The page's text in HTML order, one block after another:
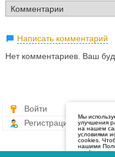
Написать комментарий
Нет комментариев. Ваш
Войти
Регистрация
Мы
улучшения
на нашем
условиями
cookies.
нашими